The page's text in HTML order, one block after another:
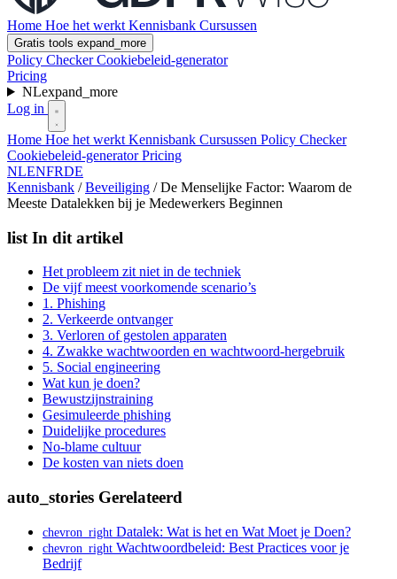
Home Hoe het werkt Kennisbank Cursussen
Gratis tools expand_more
Policy CheckerCookiebeleid-generator
Pricing
NLexpand_more
Log in
Home Hoe het werkt Kennisbank Cursussen Policy Checker
Cookiebeleid-generatorPricing
NLENFRDE
Kennisbank / Beveiliging / De Menselijke Factor: Waarom de
Meeste Datalekken bij je Medewerkers Beginnen
list In dit artikel
Het probleem zit niet in de techniek
De vijf meest voorkomende scenario’s
1. Phishing
2. Verkeerde ontvanger
3. Verloren of gestolen apparaten
4. Zwakke wachtwoorden en wachtwoord-hergebruik
5. Social engineering
Wat kun je doen?
Bewustzijnstraining
Gesimuleerde phishing
Duidelijke procedures
No-blame cultuur
De kosten van niets doen
auto_stories Gerelateerd
chevron_right Datalek: Wat is het en Wat Moet je Doen?
chevron_right Wachtwoordbeleid: Best Practices voor je
Bedrijf